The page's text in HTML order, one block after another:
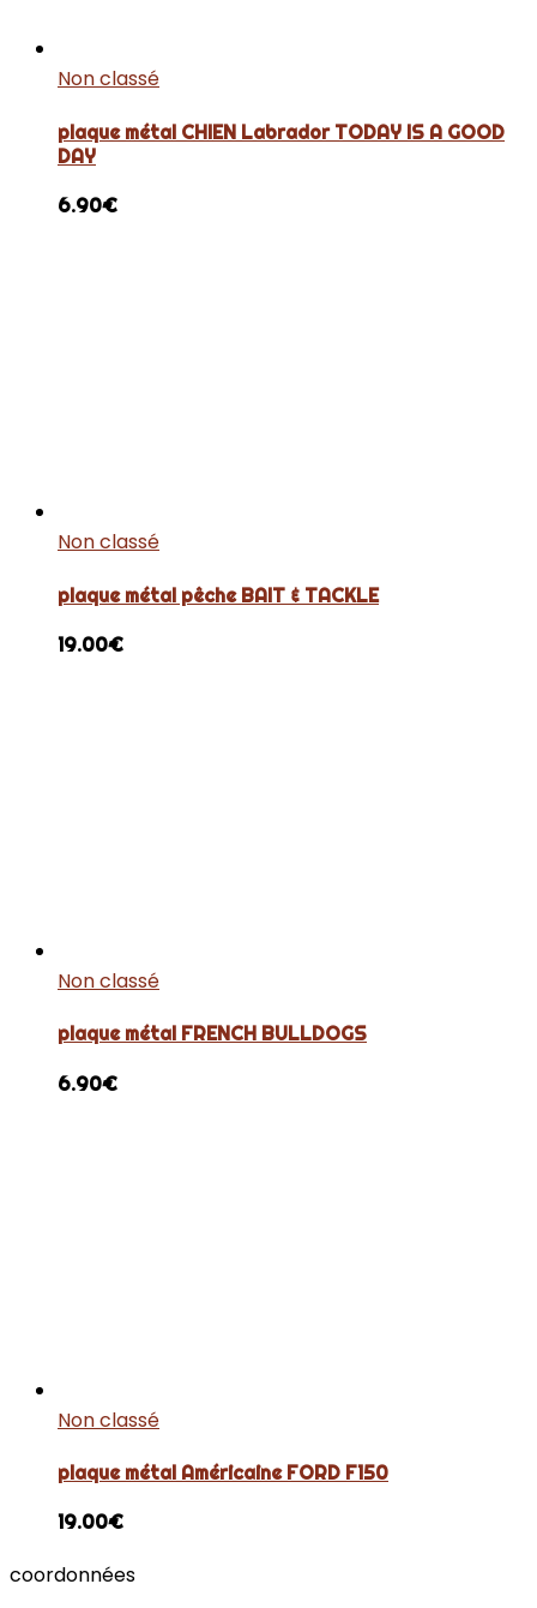
Non classé
plaque métal CHIEN Labrador TODAY IS A GOOD
DAY
6.90€
Non classé
plaque métal pêche BAIT & TACKLE
19.00€
Non classé
plaque métal FRENCH BULLDOGS
6.90€
Non classé
plaque métal Américaine FORD F150
19.00€
coordonnées